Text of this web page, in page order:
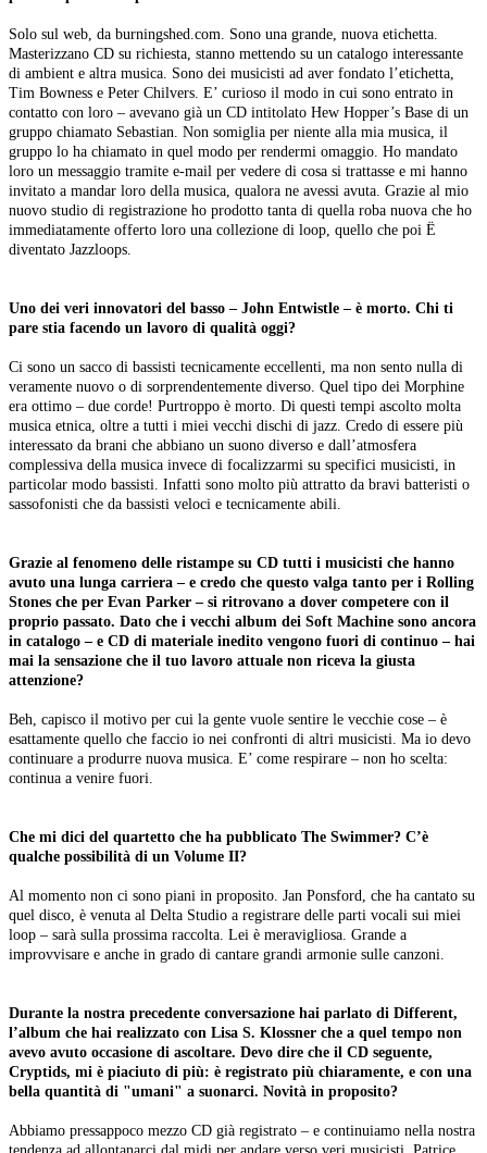
Solo sul web, da burningshed.com. Sono una grande, nuova etichetta.
Masterizzano CD su richiesta, stanno mettendo su un catalogo interessante
di ambient e altra musica. Sono dei musicisti ad aver fondato l’etichetta,
Tim Bowness e Peter Chilvers. E’ curioso il modo in cui sono entrato in
contatto con loro – avevano già un CD intitolato Hew Hopper’s Base di un
gruppo chiamato Sebastian. Non somiglia per niente alla mia musica, il
gruppo lo ha chiamato in quel modo per rendermi omaggio. Ho mandato
loro un messaggio tramite e-mail per vedere di cosa si trattasse e mi hanno
invitato a mandar loro della musica, qualora ne avessi avuta. Grazie al mio
nuovo studio di registrazione ho prodotto tanta di quella roba nuova che ho
immediatamente offerto loro una collezione di loop, quello che poi Ë
diventato Jazzloops.
Uno dei veri innovatori del basso – John Entwistle – è morto. Chi ti
pare stia facendo un lavoro di qualità oggi?
Ci sono un sacco di bassisti tecnicamente eccellenti, ma non sento nulla di
veramente nuovo o di sorprendentemente diverso. Quel tipo dei Morphine
era ottimo – due corde! Purtroppo è morto. Di questi tempi ascolto molta
musica etnica, oltre a tutti i miei vecchi dischi di jazz. Credo di essere più
interessato da brani che abbiano un suono diverso e dall’atmosfera
complessiva della musica invece di focalizzarmi su specifici musicisti, in
particolar modo bassisti. Infatti sono molto più attratto da bravi batteristi o
sassofonisti che da bassisti veloci e tecnicamente abili.
Grazie al fenomeno delle ristampe su CD tutti i musicisti che hanno
avuto una lunga carriera – e credo che questo valga tanto per i Rolling
Stones che per Evan Parker – si ritrovano a dover competere con il
proprio passato. Dato che i vecchi album dei Soft Machine sono ancora
in catalogo – e CD di materiale inedito vengono fuori di continuo – hai
mai la sensazione che il tuo lavoro attuale non riceva la giusta
attenzione?
Beh, capisco il motivo per cui la gente vuole sentire le vecchie cose – è
esattamente quello che faccio io nei confronti di altri musicisti. Ma io devo
continuare a produrre nuova musica. E’ come respirare – non ho scelta:
continua a venire fuori.
Che mi dici del quartetto che ha pubblicato The Swimmer? C’è
qualche possibilità di un Volume II?
Al momento non ci sono piani in proposito. Jan Ponsford, che ha cantato su
quel disco, è venuta al Delta Studio a registrare delle parti vocali sui miei
loop – sarà sulla prossima raccolta. Lei è meravigliosa. Grande a
improvvisare e anche in grado di cantare grandi armonie sulle canzoni.
Durante la nostra precedente conversazione hai parlato di Different,
l’album che hai realizzato con Lisa S. Klossner che a quel tempo non
avevo avuto occasione di ascoltare. Devo dire che il CD seguente,
Cryptids, mi è piaciuto di più: è registrato più chiaramente, e con una
bella quantità di "umani" a suonarci. Novità in proposito?
Abbiamo pressappoco mezzo CD già registrato – e continuiamo nella nostra